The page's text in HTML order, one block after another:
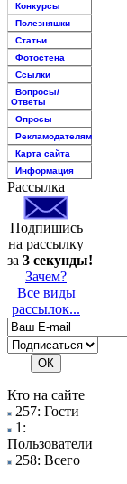
Конкурсы
Полезняшки
Статьи
Фотостена
Ссылки
Вопросы/
Ответы
Опросы
Рекламодателям
Карта сайта
Информация
Рассылка
Подпишись
на рассылку
за 3 секунды!
Зачем?
Все виды
рассылок...
Кто на сайте
257: Гости
1:
Пользователи
258: Всего